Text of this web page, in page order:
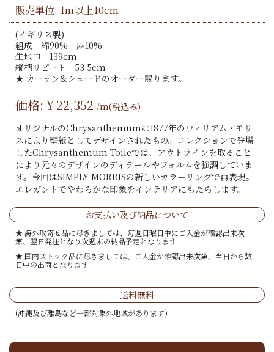
販売単位: 1m以上10cm
(イギリス製)
組成 綿90% 麻10%
生地巾 139cm
縦柄リピート 53.5cm
★ カーテン&シェードのオーダー賜ります。
価格: ¥22,352 /m(税込み)
オリジナルのChrysanthemumは1877年のウィリアム・モリ
スにより壁紙としてデザインされたもの。コレクションで登場
したChrysanthemum Toileでは、アウトラインを取ること
により元々のデザインのディテールやフォルムを強調していま
す。今回はSIMPLY MORRISの新しいカラーリングで再表現。
エレガントでやわらかな印象をインテリアにもたらします。
お支払い及び納品について
★ 海外取寄せ品に尽きましては、毎週日曜日中にご入金が確認出来次
第、翌日発注となり次週末の納品予定となります
★ 国内ストック品に尽きましては、ご入金が確認出来次第、当日から数
日中の出荷となります
送料無料
(沖縄及び離島など一部対象外地域があります)